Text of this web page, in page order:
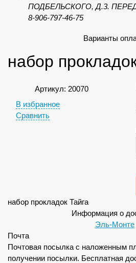
ПОДБЕЛЬСКОГО, Д.3.
8-906-797-46-75
Варианты
набор
Артикул: 20070
В избранное
Сравнить
набор прокладок Тайга
Информация о
Эль-Монте
Почта
Почтовая посылка с наложенным
получении посылки. Бесплатная